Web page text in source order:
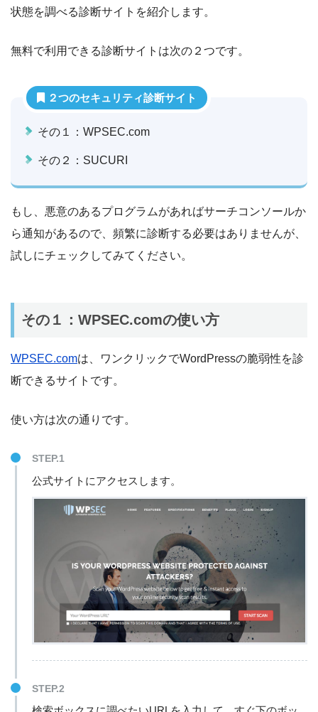
状態を調べる診断サイトを紹介します。
無料で利用できる診断サイトは次の２つです。
２つのセキュリティ診断サイト
その１：WPSEC.com
その２：SUCURI
もし、悪意のあるプログラムがあればサーチコンソールか
ら通知があるので、頻繁に診断する必要はありませんが、
試しにチェックしてみてください。
その１：WPSEC.comの使い方
WPSEC.comは、ワンクリックでWordPressの脆弱性を診
断できるサイトです。
使い方は次の通りです。
STEP.1
公式サイトにアクセスします。
STEP.2